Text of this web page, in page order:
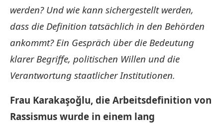
werden? Und wie kann sichergestellt werden,
dass die Definition tatsächlich in den Behörden
ankommt? Ein Gespräch über die Bedeutung
klarer Begriffe, politischen Willen und die
Verantwortung staatlicher Institutionen.
Frau Karakaşoğlu, die Arbeitsdefinition von
Rassismus wurde in einem lang